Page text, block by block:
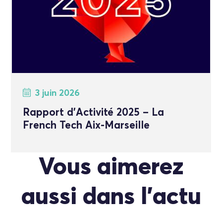
3 juin 2026
Rapport d’Activité 2025 – La
French Tech Aix-Marseille
Vous aimerez
aussi dans l'actu